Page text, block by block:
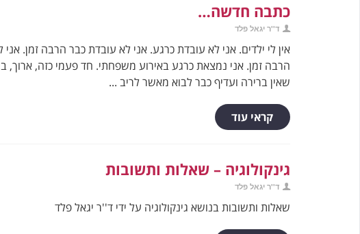
כתבה חדשה…
ד''ר יגאל פלד
אין לי ילדים. אני לא עובדת כרגע. אני לא עובדת כבר הרבה זמן.
הרבה זמן. אני נמצאת כרגע באירוע משפחתי. חד פעמי כזה, ארוך,
שאין ברירה ועדיף כבר לבוא מאשר לריב ...
קראי עוד
גינקולוגיה – שאלות ותשובות
ד''ר יגאל פלד
שאלות ותשובות בנושא גינקולוגיה על ידי ד''ר יגאל פלד